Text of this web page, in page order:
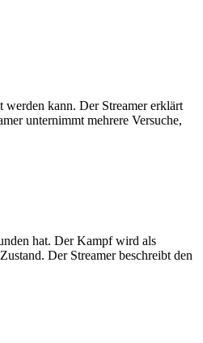
kann. Der Streamer erklärt
unternimmt mehrere Versuche,
hat. Der Kampf wird als
Der Streamer beschreibt den